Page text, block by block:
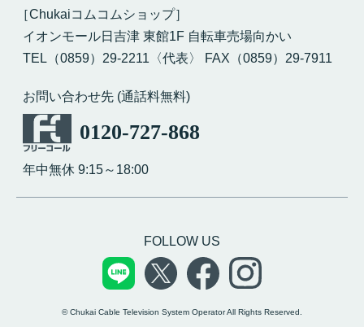
［Chukaiコムコムショップ］
イオンモール日吉津 東館1F 自転車売場向かい
TEL（0859）29-2211〈代表〉 FAX（0859）29-7911
お問い合わせ先 (通話料無料)
0120-727-868
年中無休 9:15～18:00
FOLLOW US
© Chukai Cable Television System Operator All Rights Reserved.